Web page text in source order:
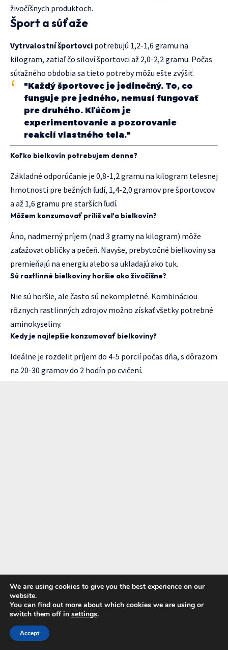
živočíšnych produktoch.
Šport a súťaže
Vytrvalostní športovci potrebujú 1,2-1,6 gramu na
kilogram, zatiaľ čo siloví športovci až 2,0-2,2 gramu. Počas
súťažného obdobia sa tieto potreby môžu ešte zvýšiť.
"Každý športovec je jedinečný. To, co
funguje pre jedného, nemusí fungovať
pre druhého. Kľúčom je
experimentovanie a pozorovanie
reakcií vlastného tela."
Koľko bielkovín potrebujem denne?
Základné odporúčanie je 0,8-1,2 gramu na kilogram telesnej
hmotnosti pre bežných ľudí, 1,4-2,0 gramov pre športovcov
a až 1,6 gramu pre starších ľudí.
Môžem konzumovať príliš veľa bielkovín?
Áno, nadmerný príjem (nad 3 gramy na kilogram) môže
zaťažovať obličky a pečeň. Navyše, prebytočné bielkoviny sa
premieňajú na energiu alebo sa ukladajú ako tuk.
Sú rastlinné bielkoviny horšie ako živočíšne?
Nie sú horšie, ale často sú nekompletné. Kombináciou
rôznych rastlinných zdrojov možno získať všetky potrebné
aminokyseliny.
Kedy je najlepšie konzumovať bielkoviny?
Ideálne je rozdeliť príjem do 4-5 porcií počas dňa, s dôrazom
na 20-30 gramov do 2 hodín po cvičení.
Nie sú nevyhnutné, ak konzumujete rozmanitú stravu. Môžu
We are using cookies to give you the best experience on our
website.
You can find out more about which cookies we are using or
switch them off in settings.
Accept